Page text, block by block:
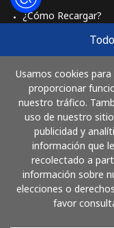
Usamos cookies
proporcionar
nuestro tráfico.
uso de nuestro
publicidad y
información que
recolectado a
información sobre
elecciones o
favor
¿Cómo Recargar?
Comprar
Cómo funciona